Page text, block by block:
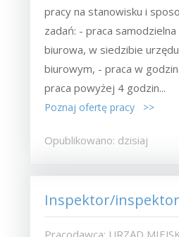
pracy na stanowisku i
zadań: - praca
biurowa, w siedzibie
biurowym, - praca w
praca powyżej 4 godzin...
Poznaj ofertę pracy >>
Opublikowano: dzisiaj
Inspektor/
Pracodawca: URZĄD